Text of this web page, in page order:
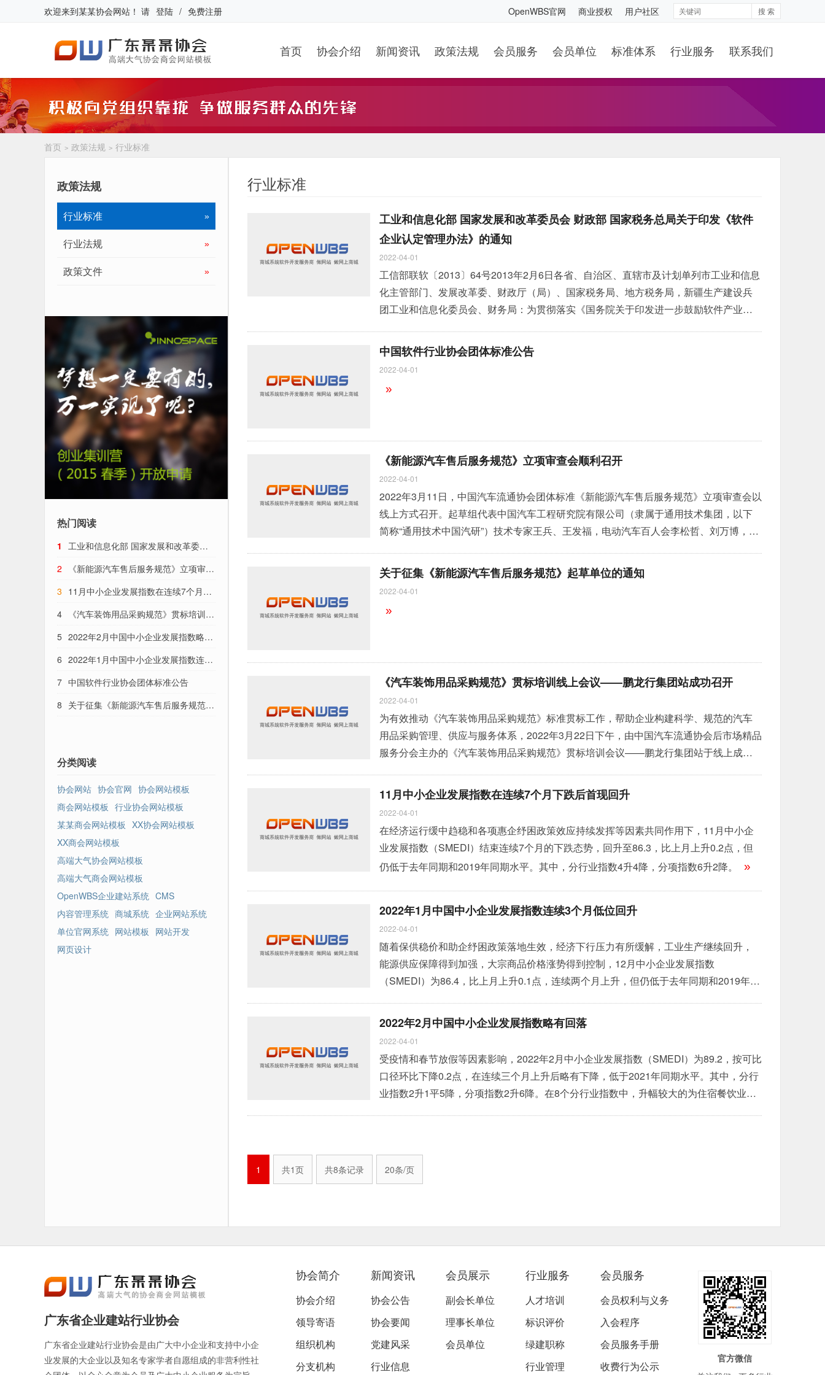
OpenWBS官网 商业授权 用户社区
欢迎来到某某协会网站 ！ 请 登陆 / 免费注册 搜 索
首页 协会介绍 新闻资讯 政策法规 会员服务 会员单位 标准体系 行业服务 联系我们
首页 > 政策法规 > 行业标准
行业标准
工业和信息化部 国家发展和改革委员会 财政部 国家税务总局关于印发《软件
企业认定管理办法》的通知
2022-04-01
工信部联软〔2013〕64号2013年2月6日各省、自治区、直辖市及计划单列市工业和信息
化主管部门、发展改革委、财政厅（局）、国家税务局、地方税务局，新疆生产建设兵
团工业和信息化委员会、财务局：为贯彻落实《国务院关于印发进一步鼓励软件产业和
我国软件产业发展，特制定《软件企业认定管理办法》，现印发给你们，请贯彻执
中国软件行业协会团体标准公告
2022-04-01
»
《新能源汽车售后服务规范》立项审查会顺利召开
2022-04-01
2022年3月11日，中国汽车流通协会团体标准《新能源汽车售后服务规范》立项审查会以
线上方式召开。起草组代表中国汽车工程研究院有限公司（隶属于通用技术集团，以下
简称“通用技术中国汽研”）技术专家王兵、王发福，电动汽车百人会李松哲、刘万博，中
教授，博士生导师魏中宝；北京信息科技大学副教授，硕士生导师霍为炜；原国轩高科
董事，现任合肥学院智能制造工程系教授杨续来；陕西省计量科学研究院，电子与电磁
关于征集《新能源汽车售后服务规范》起草单位的通知
2022-04-01
»
《汽车装饰用品采购规范》贯标培训线上会议——鹏龙行集团站成功召开
2022-04-01
为有效推动《汽车装饰用品采购规范》标准贯标工作，帮助企业构建科学、规范的汽车
用品采购管理、供应与服务体系，2022年3月22日下午，由中国汽车流通协会后市场精品
服务分会主办的《汽车装饰用品采购规范》贯标培训会议——鹏龙行集团站于线上成功
召开。
11月中小企业发展指数在连续7个月下跌后首现回升
2022-04-01
在经济运行缓中趋稳和各项惠企纾困政策效应持续发挥等因素共同作用下，11月中小企
业发展指数（SMEDI）结束连续7个月的下跌态势，回升至86.3，比上月上升0.2点，但
仍低于去年同期和2019年同期水平。其中，分行业指数4升4降，分项指数6升2降。
»
2022年1月中国中小企业发展指数连续3个月低位回升
2022-04-01
随着保供稳价和助企纾困政策落地生效，经济下行压力有所缓解，工业生产继续回升，
能源供应保障得到加强，大宗商品价格涨势得到控制，12月中小企业发展指数
（SMEDI）为86.4，比上月上升0.1点，连续两个月上升，但仍低于去年同期和2019年同
期水平。
2022年2月中国中小企业发展指数略有回落
2022-04-01
受疫情和春节放假等因素影响，2022年2月中小企业发展指数（SMEDI）为89.2，按可比
口径环比下降0.2点，在连续三个月上升后略有下降，低于2021年同期水平。其中，分行
业指数2升1平5降，分项指数2升6降。在8个分行业指数中，升幅较大的为住宿餐饮业指
1 共1页 共8条记录 20条/页
政策法规
行业标准 »
行业法规 »
政策文件 »
热门阅读
1 工业和信息化部 国家发展和改革委员
会 财政部 国家税务总局关于印发《软件
企业认定管理办法》的通知
2
《新能源汽车售后服务规范》立项审查
会顺利召开
3 11月中小企业发展指数在连续7个月下
跌后首现回升
4
《汽车装饰用品采购规范》贯标培训线
上会议——鹏龙行集团站成功召开
5 2022年2月中国中小企业发展指数略有
回落
6 2022年1月中国中小企业发展指数连续
3个月低位回升
7 中国软件行业协会团体标准公告
8 关于征集《新能源汽车售后服务规范》
分类阅读
协会网站 协会官网 协会网站模板
商会网站模板 行业协会网站模板
某某商会网站模板 XX协会网站模板
XX商会网站模板
高端大气协会网站模板
高端大气商会网站模板
OpenWBS企业建站系统 CMS
内容管理系统 商城系统 企业网站系统
单位官网系统 网站模板
网站开发
网页设计
广东省企业建站行业协会
广东省企业建站行业协会是由广大中小企业和支持中小企
业发展的大企业以及知名专家学者自愿组成的非营利性社
协会简介
协会介绍
领导寄语
组织机构
分支机构
新闻资讯
协会公告
协会要闻
党建风采
行业信息
会员展示
副会长单位
理事长单位
会员单位
行业服务
人才培训
标识评价
绿建职称
行业管理
会员服务
会员权利与义务
入会程序
会员服务手册
收费行为公示
官方微信